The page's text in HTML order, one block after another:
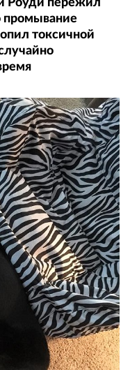
промывание
токсичной